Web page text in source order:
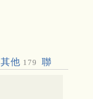
其他 179 聯